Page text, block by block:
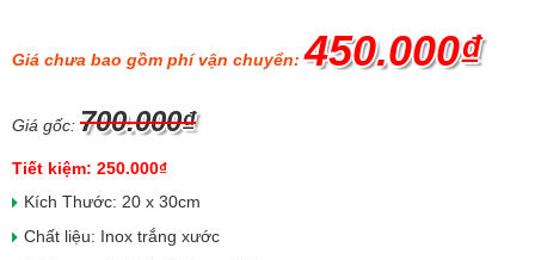
Giá chưa bao gồm phí vận chuyển:450.000₫
Giá gốc: 700.000₫
Tiết kiệm: 250.000₫
Kích Thước: 20 x 30cm
Chất liệu: Inox trắng xước